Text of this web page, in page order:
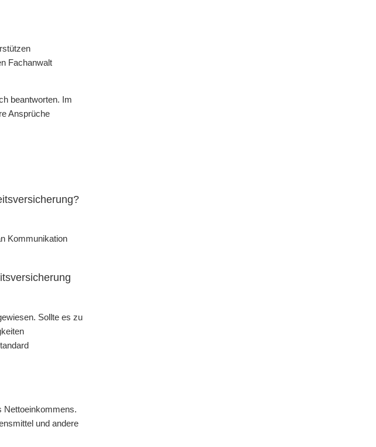
Fachanwalt
beantworten. Im
Ansprüche
Kommunikation
Sollte es zu
Nettoeinkommens.
und andere